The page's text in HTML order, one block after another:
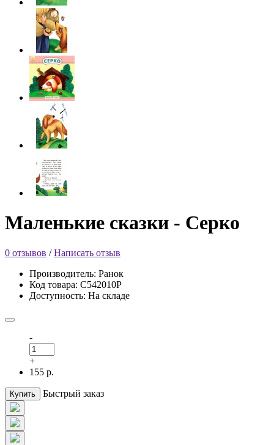
Маленькие сказки - Серко
0 отзывов /Написать отзыв
Производитель: Ранок
Код товара: С542010Р
Доступность: На складе
-
+
155 р.
Купить Быстрый заказ